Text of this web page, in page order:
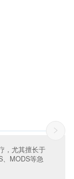
，尤其擅长于
MODS等急